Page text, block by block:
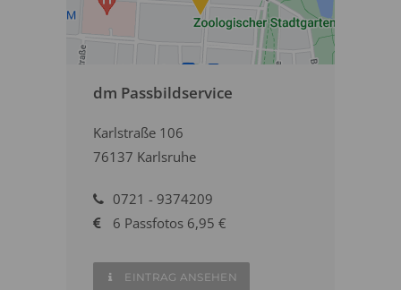
dm Passbildservice
Karlstraße 106
76137 Karlsruhe
0721 - 9374209
6 Passfotos 6,95 €
EINTRAG ANSEHEN